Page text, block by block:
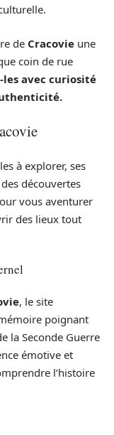
de Cracovie une
coin de rue
les avec curiosité
à explorer, ses
découvertes
vous aventurer
des lieux tout
, le site
poignant
la Seconde Guerre
émotive et
l’histoire